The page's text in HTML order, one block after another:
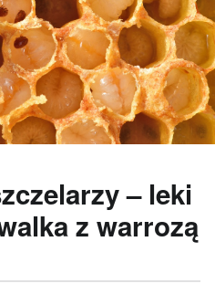
– leki
z warrozą